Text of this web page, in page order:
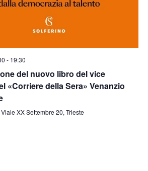
- 19:30
del nuovo libro del vice
«Corriere della Sera» Venanzio
Viale XX Settembre 20, Trieste